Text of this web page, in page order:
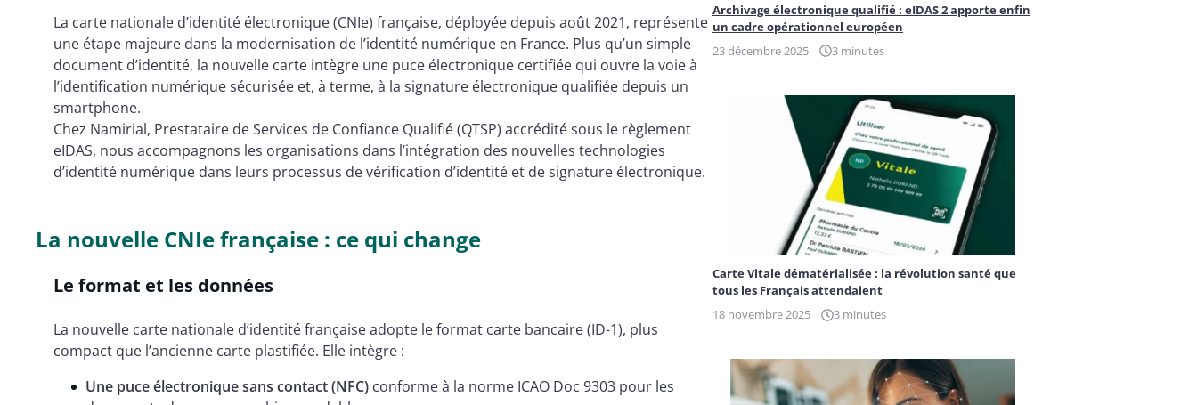
Signature électronique avec la CNIe : l'horizon 2025-2026
Conclusion
La carte nationale d’identité électronique (CNIe) française, déployée depuis août 2021, représente
une étape majeure dans la modernisation de l’identité numérique en France. Plus qu’un simple
document d’identité, la nouvelle carte intègre une puce électronique certifiée qui ouvre la voie à
l’identification numérique sécurisée et, à terme, à la signature électronique qualifiée depuis un
smartphone.
Chez Namirial, Prestataire de Services de Confiance Qualifié (QTSP) accrédité sous le règlement
eIDAS, nous accompagnons les organisations dans l’intégration des nouvelles technologies
d’identité numérique dans leurs processus de vérification d’identité et de signature électronique.
La nouvelle CNIe française : ce qui change
Le format et les données
La nouvelle carte nationale d’identité française adopte le format carte bancaire (ID-1), plus
compact que l’ancienne carte plastifiée. Elle intègre :
Une puce électronique sans contact (NFC) conforme à la norme ICAO Doc 9303 pour les
Archivage électronique qualifié : eIDAS 2 apporte enfin
un cadre opérationnel européen
23 décembre 2025
3 minutes
Carte Vitale dématérialisée : la révolution santé que
tous les Français attendaient
18 novembre 2025
3 minutes